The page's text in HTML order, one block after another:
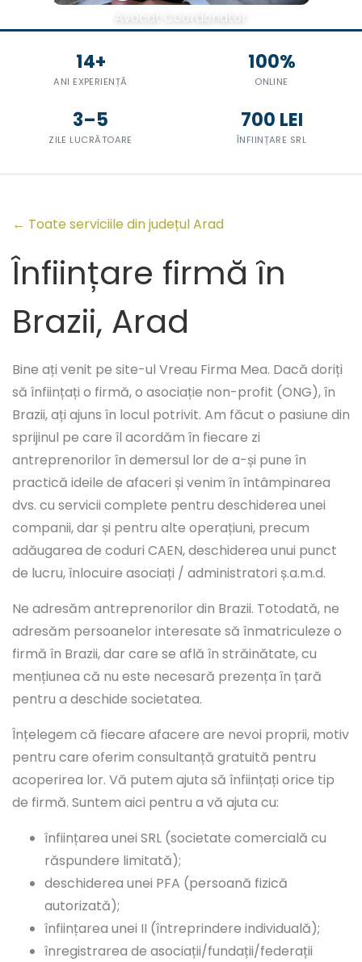
Avocat Coordonator
14+
ANI EXPERIENȚĂ
100%
ONLINE
3–5
ZILE LUCRĂTOARE
700 LEI
ÎNFIINȚARE SRL
← Toate serviciile din județul Arad
Înființare firmă în
Brazii, Arad
Bine ați venit pe site-ul Vreau Firma Mea. Dacă doriți
să înființați o firmă, o asociație non-profit (ONG), în
Brazii, ați ajuns în locul potrivit. Am făcut o pasiune din
sprijinul pe care îl acordăm în fiecare zi
antreprenorilor în demersul lor de a-și pune în
practică ideile de afaceri și venim în întâmpinarea
dvs. cu servicii complete pentru deschiderea unei
companii, dar și pentru alte operațiuni, precum
adăugarea de coduri CAEN, deschiderea unui punct
de lucru, înlocuire asociați / administratori ș.a.m.d.
Ne adresăm antreprenorilor din Brazii. Totodată, ne
adresăm persoanelor interesate să înmatriculeze o
firmă în Brazii, dar care se află în străinătate, cu
mențiunea că nu este necesară prezența în țară
pentru a deschide societatea.
Înțelegem că fiecare afacere are nevoi proprii, motiv
pentru care oferim consultanță gratuită pentru
acoperirea lor. Vă putem ajuta să înființați orice tip
de firmă. Suntem aici pentru a vă ajuta cu:
înființarea unei SRL (societate comercială cu
răspundere limitată);
deschiderea unei PFA (persoană fizică
autorizată);
înființarea unei II (întreprindere individuală);
înregistrarea de asociații/fundații/federații